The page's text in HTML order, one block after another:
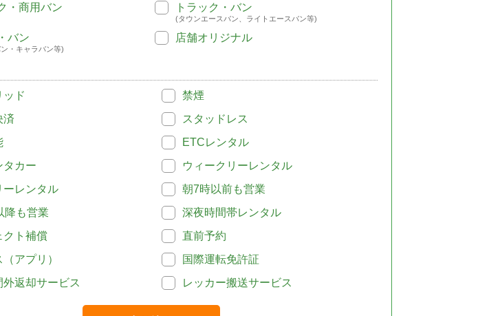
・商用バン
トラック・バン
(タウンエースバン、ライトエースバン等)
バン
・キャラバン等)
店舗オリジナル
ッド
禁煙
済
スタッドレス
ETCレンタル
タカー
ウィークリーレンタル
ーレンタル
朝7時以前も営業
降も営業
深夜時間帯レンタル
クト補償
直前予約
アプリ）
国際運転免許証
返却サービス
レッカー搬送サービス